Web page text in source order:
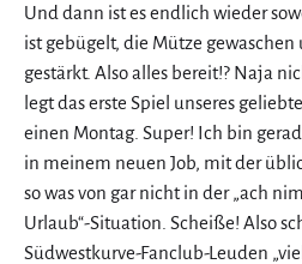
Und dann ist es endlich wieder
ist gebügelt, die Mütze
gestärkt. Also alles bereit!? Naja
legt das erste Spiel unseres
einen Montag. Super! Ich bin
in meinem neuen Job, mit der
so was von gar nicht in der „ach
Urlaub“-Situation. Scheiße! Also
Südwestkurve-Fanclub-Leuden